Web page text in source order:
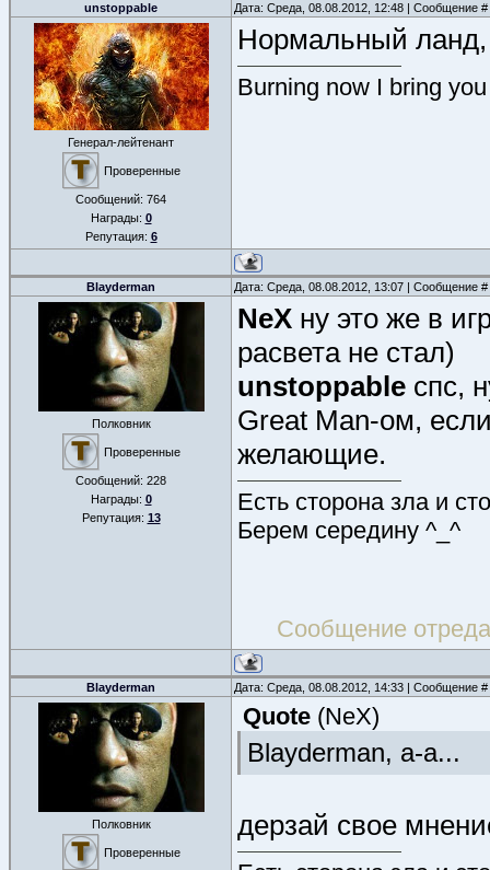
unstoppable Дата: Среда, 08.08.2012, 12:48 | Сообщение #
Генерал-лейтенант
Проверенные
Сообщений: 764
Награды: 0
Репутация: 6
Нормальный
Burning now I bring
Blayderman Дата: Среда, 08.08.2012, 13:07 | Сообщение #
Полковник
Проверенные
Сообщений: 228
Награды: 0
Репутация: 13
NeX ну это же в
расвета не стал)
unstoppable спс,
Great Man-ом,
желающие.
Есть сторона зла и
Берем середину ^_^
Сообщение
Blayderman Дата: Среда, 08.08.2012, 14:33 | Сообщение #
Полковник
Проверенные
Quote (NeX)
Blayderman, а-а...
дерзай свое